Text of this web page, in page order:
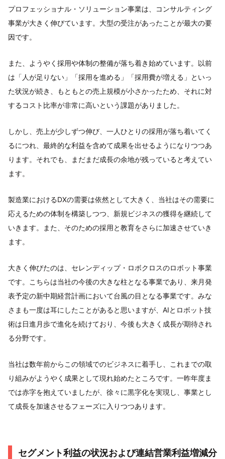
プロフェッショナル・ソリューション事業は、コンサルティング
事業が大きく伸びています。大型の受注があったことが最大の要
因です。
また、ようやく採用や体制の整備が落ち着き始めています。以前
は「人が足りない」「採用を進める」「採用費が増える」といっ
た状況が続き、もともとの売上規模が小さかったため、それに対
するコスト比率が非常に高いという課題がありました。
しかし、売上が少しずつ伸び、一人ひとりの採用が落ち着いてく
るにつれ、最終的な利益を含めて成果を出せるようになりつつあ
ります。それでも、まだまだ成長の余地が残っていると考えてい
ます。
製造業におけるDXの需要は依然として大きく、当社はその需要に
応えるための体制を構築しつつ、新規ビジネスの獲得を継続して
いきます。また、そのための採用と教育をさらに加速させていき
ます。
大きく伸びたのは、セレンディップ・ロボクロスのロボット事業
です。こちらは当社の今後の大きな柱となる事業であり、来月発
表予定の新中期経営計画において台風の目となる事業です。みな
さまも一度は耳にしたことがあると思いますが、AIとロボット技
術は日進月歩で進化を続けており、今後も大きく成長が期待され
る分野です。
当社は数年前からこの領域でのビジネスに着手し、これまでの取
り組みがようやく成果として現れ始めたところです。一昨年度ま
では赤字を抱えていましたが、徐々に黒字化を実現し、事業とし
て成長を加速させるフェーズに入りつつあります。
セグメント利益の状況および連結営業利益増減分